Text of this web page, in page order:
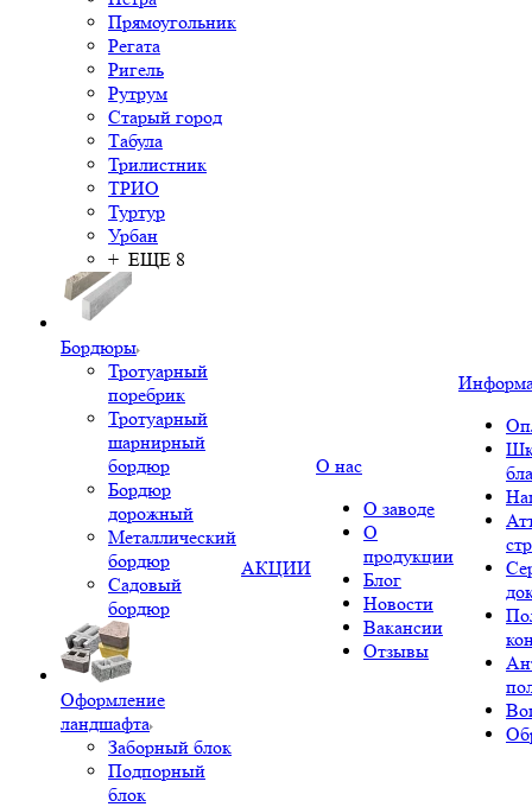
Прямоугольник
Регата
Ригель
Рутрум
Старый город
Табула
Трилистник
ТРИО
Туртур
Урбан
+ ЕЩЕ 8
Бордюры
Тротуарный
поребрик
Тротуарный
шарнирный
бордюр
Бордюр
дорожный
Металлический
бордюр
Садовый
бордюр
Оформление
ландшафта
Заборный блок
Подпорный
блок
АКЦИИ
О нас
О заводе
О
продукции
Блог
Новости
Вакансии
Отзывы